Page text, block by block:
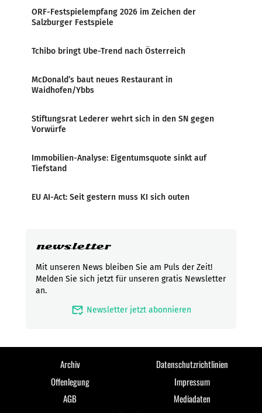
ORF-Festspielempfang 2026 im Zeichen der
Salzburger Festspiele
Tchibo bringt Ube-Trend nach Österreich
McDonald’s baut neues Restaurant in
Waidhofen/Ybbs
Stiftungsrat Lederer wehrt sich in den SN gegen
Vorwürfe
Immobilien-Analyse: Eigentumsquote sinkt auf
Tiefstand
EU AI-Act: Seit gestern muss KI sich outen
newsletter
Mit unseren News bleiben Sie am Puls der Zeit!
Melden Sie sich jetzt für unseren gratis Newsletter
an.
mark_email_read Newsletter jetzt abonnieren
Archiv
Datenschutzrichtlinien
Offenlegung
Impressum
AGB
Mediadaten